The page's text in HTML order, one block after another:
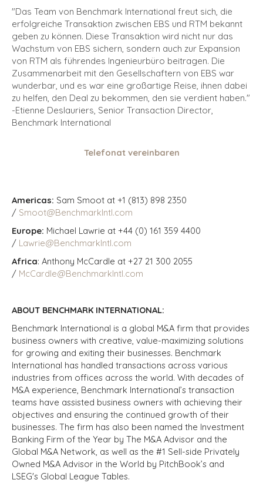
"Das Team von Benchmark International freut sich, die
erfolgreiche Transaktion zwischen EBS und RTM bekannt
geben zu können. Diese Transaktion wird nicht nur das
Wachstum von EBS sichern, sondern auch zur Expansion
von RTM als führendes Ingenieurbüro beitragen. Die
Zusammenarbeit mit den Gesellschaftern von EBS war
wunderbar, und es war eine großartige Reise, ihnen dabei
zu helfen, den Deal zu bekommen, den sie verdient haben."
-Etienne Deslauriers, Senior Transaction Director,
Benchmark International
Telefonat vereinbaren
Americas: Sam Smoot at +1 (813) 898 2350
/ Smoot@BenchmarkIntl.com
Europe: Michael Lawrie at +44 (0) 161 359 4400
/ Lawrie@BenchmarkIntl.com
Africa: Anthony McCardle at +27 21 300 2055
/ McCardle@BenchmarkIntl.com
ABOUT BENCHMARK INTERNATIONAL:
Benchmark International is a global M&A firm that provides
business owners with creative, value-maximizing solutions
for growing and exiting their businesses. Benchmark
International has handled transactions across various
industries from offices across the world. With decades of
M&A experience, Benchmark International’s transaction
teams have assisted business owners with achieving their
objectives and ensuring the continued growth of their
businesses. The firm has also been named the Investment
Banking Firm of the Year by The M&A Advisor and the
Global M&A Network, as well as the #1 Sell-side Privately
Owned M&A Advisor in the World by PitchBook’s and
LSEG's Global League Tables.